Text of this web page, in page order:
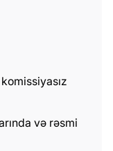
və rəsmi